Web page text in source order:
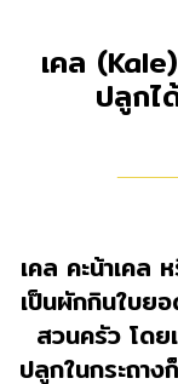
เคล
ปลูกไ
เคล คะน้าเคล
เป็นผักกินใบย
สวนครัว โดย
ปลูกในกระถา